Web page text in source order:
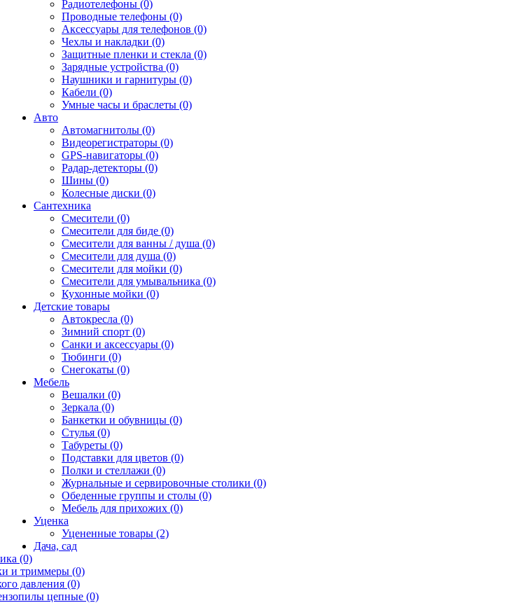
Радиотелефоны (0)
Проводные телефоны (0)
Аксессуары для телефонов (0)
Чехлы и накладки (0)
Защитные пленки и стекла (0)
Зарядные устройства (0)
Наушники и гарнитуры (0)
Кабели (0)
Умные часы и браслеты (0)
Авто
Автомагнитолы (0)
Видеорегистраторы (0)
GPS-навигаторы (0)
Радар-детекторы (0)
Шины (0)
Колесные диски (0)
Сантехника
Смесители (0)
Смесители для биде (0)
Смесители для ванны / душа (0)
Смесители для душа (0)
Смесители для мойки (0)
Смесители для умывальника (0)
Кухонные мойки (0)
Детские товары
Автокресла (0)
Зимний спорт (0)
Санки и аксессуары (0)
Тюбинги (0)
Снегокаты (0)
Мебель
Вешалки (0)
Зеркала (0)
Банкетки и обувницы (0)
Стулья (0)
Табуреты (0)
Подставки для цветов (0)
Полки и стеллажи (0)
Журнальные и сервировочные столики (0)
Обеденные группы и столы (0)
Мебель для прихожих (0)
Уценка
Уцененные товары (2)
Дача, сад
(0)
и триммеры (0)
давления (0)
цепные (0)